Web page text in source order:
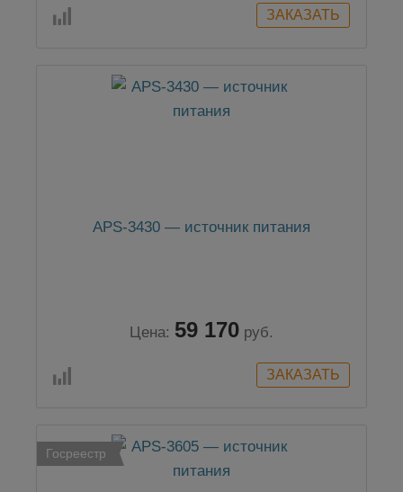
APS-3430 — источник питания
Цена: 59 170 руб.
Госреестр